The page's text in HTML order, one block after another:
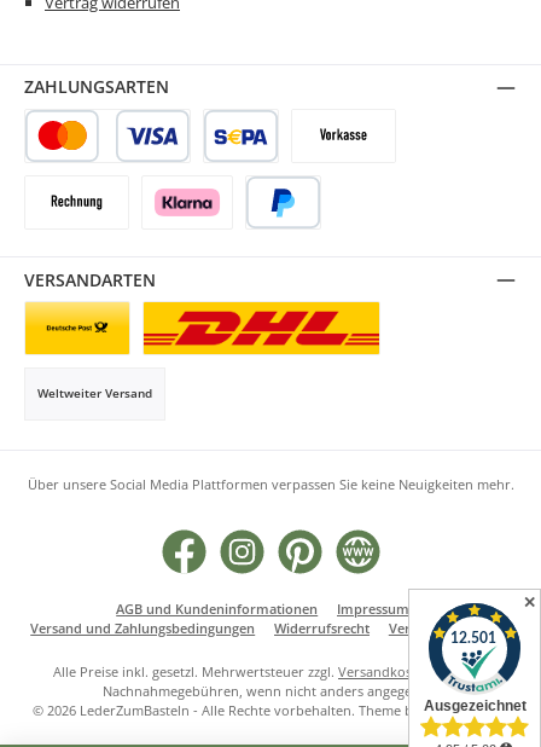
VERSANDARTEN
Weltweiter Versand
ZAHLUNGSARTEN
SEPA LastschriftVorkasse
Über unsere Social Media Plattformen verpassen Sie keine Neuigkeiten mehr.
Facebook Instagram Pinterest Website
AGB und Kundeninformationen
Impressum
Versand und Zahlungsbedingungen
Widerrufsrecht Vertrag widerrufen
Alle Preise inkl. gesetzl. Mehrwertsteuer zzgl. Versandkostenund ggf.
Nachnahmegebühren, wenn nicht anders angegeben.
© 2026 LederZumBasteln - Alle Rechte vorbehalten. Theme by ThemeWare®
✕